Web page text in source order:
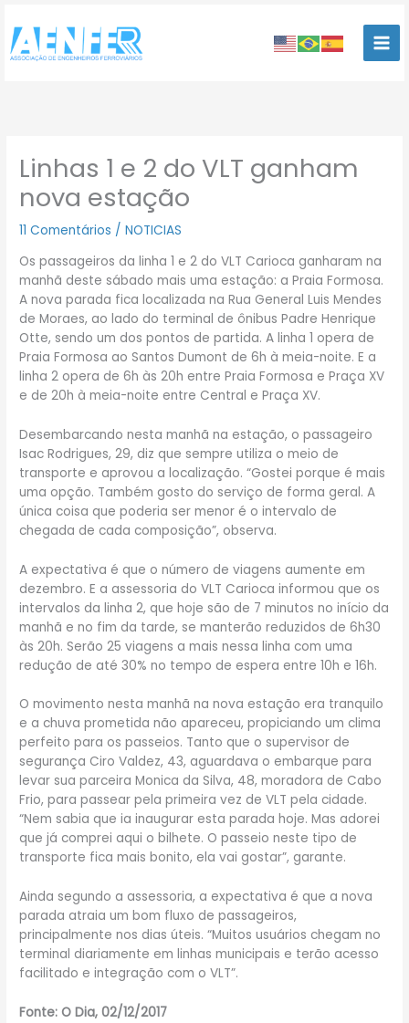
para
conteúdo
Linhas 1 e 2 do VLT ganham
nova estação
11 Comentários /NOTICIAS
Os passageiros da linha 1 e 2 do VLT Carioca ganharam na
manhã deste sábado mais uma estação: a Praia Formosa.
A nova parada fica localizada na Rua General Luis Mendes
de Moraes, ao lado do terminal de ônibus Padre Henrique
Otte, sendo um dos pontos de partida. A linha 1 opera de
Praia Formosa ao Santos Dumont de 6h à meia-noite. E a
linha 2 opera de 6h às 20h entre Praia Formosa e Praça XV
e de 20h à meia-noite entre Central e Praça XV.
Desembarcando nesta manhã na estação, o passageiro
Isac Rodrigues, 29, diz que sempre utiliza o meio de
transporte e aprovou a localização. “Gostei porque é mais
uma opção. Também gosto do serviço de forma geral. A
única coisa que poderia ser menor é o intervalo de
chegada de cada composição”, observa.
A expectativa é que o número de viagens aumente em
dezembro. E a assessoria do VLT Carioca informou que os
intervalos da linha 2, que hoje são de 7 minutos no início da
manhã e no fim da tarde, se manterão reduzidos de 6h30
às 20h. Serão 25 viagens a mais nessa linha com uma
redução de até 30% no tempo de espera entre 10h e 16h.
O movimento nesta manhã na nova estação era tranquilo
e a chuva prometida não apareceu, propiciando um clima
perfeito para os passeios. Tanto que o supervisor de
segurança Ciro Valdez, 43, aguardava o embarque para
levar sua parceira Monica da Silva, 48, moradora de Cabo
Frio, para passear pela primeira vez de VLT pela cidade.
“Nem sabia que ia inaugurar esta parada hoje. Mas adorei
que já comprei aqui o bilhete. O passeio neste tipo de
transporte fica mais bonito, ela vai gostar”, garante.
Ainda segundo a assessoria, a expectativa é que a nova
parada atraia um bom fluxo de passageiros,
principalmente nos dias úteis. “Muitos usuários chegam no
terminal diariamente em linhas municipais e terão acesso
facilitado e integração com o VLT”.
Fonte: O Dia, 02/12/2017